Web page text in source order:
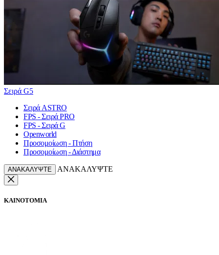
Σειρά G5
Σειρά ASTRO
FPS - Σειρά PRO
FPS - Σειρά G
Openworld
Προσομοίωση - Πτήση
Προσομοίωση - Διάστημα
ΑΝΑΚΑΛΥΨΤΕ ΑΝΑΚΑΛΥΨΤΕ
ΚΑΙΝΟΤΟΜΙΑ